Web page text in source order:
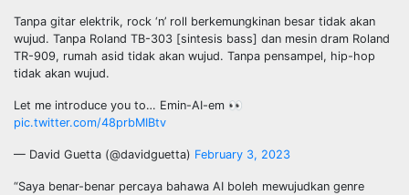
Tanpa gitar elektrik, rock ‘n’ roll berkemungkinan besar tidak akan
wujud. Tanpa Roland TB-303 [sintesis bass] dan mesin dram Roland
TR-909, rumah asid tidak akan wujud. Tanpa pensampel, hip-hop
tidak akan wujud.
Let me introduce you to… Emin-AI-em 👀
pic.twitter.com/48prbMIBtv
— David Guetta (@davidguetta) February 3, 2023
“Saya benar-benar percaya bahawa AI boleh mewujudkan genre